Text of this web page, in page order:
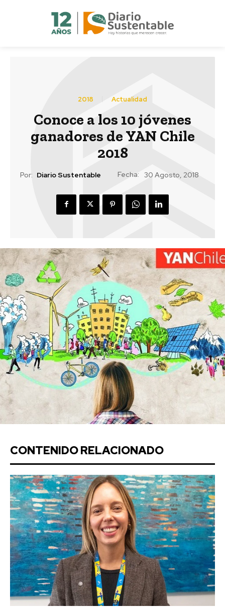
2018 Actualidad
Conoce a los 10 jóvenes
ganadores de YAN Chile
2018
Por: Diario Sustentable Fecha: 30 Agosto, 2018
CONTENIDO RELACIONADO